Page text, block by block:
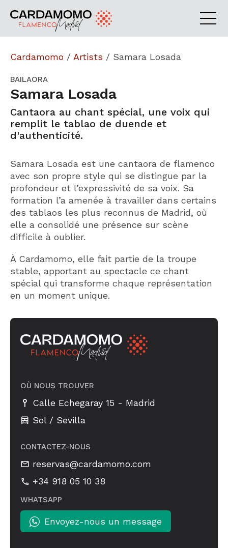
Cardamomo / Artists / Samara Losada
BAILAORA
Samara Losada
Cantaora au chant spécial, une voix qui
remplit le tablao de duende et
d'authenticité.
Samara Losada est une cantaora de flamenco
avec son propre style qui se distingue par la
profondeur et l’expressivité de sa voix. Sa
formation l’a amenée à travailler dans certains
des tablaos les plus reconnus de Madrid, où
elle a consolidé une présence sur scène
difficile à oublier.
À Cardamomo, elle fait partie de la troupe
stable, apportant au spectacle ce chant
spécial qui transforme chaque représentation
en un moment unique.
OÙ NOUS TROUVER
Calle Echegaray 15 - Madrid
Sol / Sevilla
CONTACTEZ-NOUS
reservas@cardamomo.com
+34 918 05 10 38
WHATSAPP
Envoyez-nous un message